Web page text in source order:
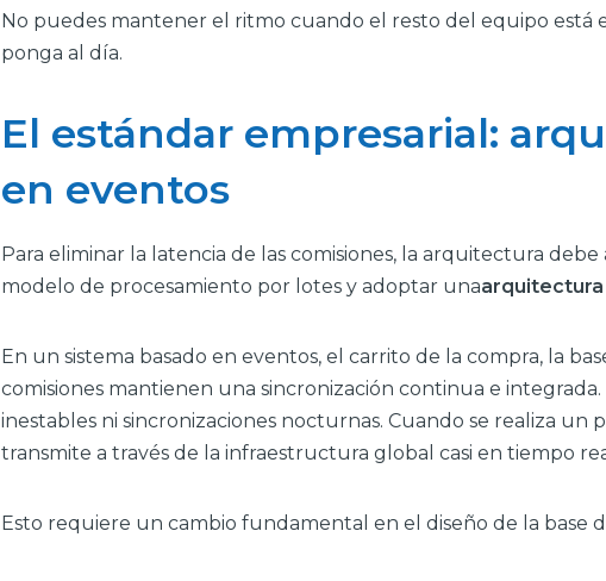
No puedes mantener el ritmo cuando el resto del equipo está
ponga al día.
El estándar empresarial:
en eventos
Para eliminar la latencia de las comisiones, la arquitectura
modelo de procesamiento por lotes y adoptar una
En un sistema basado en eventos, el carrito de la compra, la
comisiones mantienen una sincronización continua e
inestables ni sincronizaciones nocturnas. Cuando se realiza un
transmite a través de la infraestructura global casi en tiempo
Esto requiere un cambio fundamental en el diseño de la base